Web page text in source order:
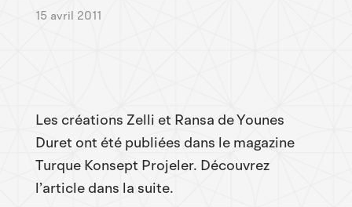
15 avril 2011
Les créations Zelli et Ransa de Younes
Duret ont été publiées dans le magazine
Turque Konsept Projeler. Découvrez
l’article dans la suite.